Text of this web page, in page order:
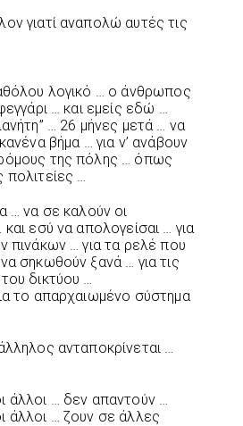
γιατί αναπολώ αυτές τις
λογικό … ο άνθρωπος
… και εμείς εδώ …
… 26 μήνες μετά … να
βήμα … για ν’ ανάβουν
της πόλης … όπως
…
… να σε καλούν οι
εσύ να απολογείσαι … για
πινάκων … για τα ρελέ που
σηκωθούν ξανά … για τις
δικτύου …
το απαρχαιωμένο σύστημα
ανταποκρίνεται …
άλλοι … δεν απαντούν …
άλλοι … ζουν σε άλλες